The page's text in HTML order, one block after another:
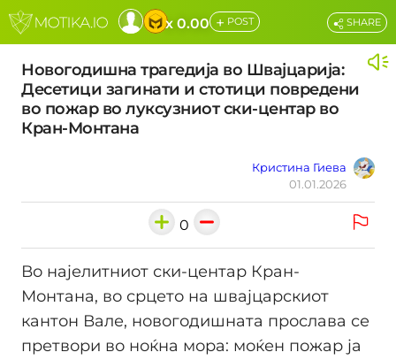
x 0.00 + POST
Новогодишна трагедија во Швајцарија:
Десетици загинати и стотици повредени
во пожар во луксузниот ски-центар во
Кран-Монтана
Кристина Гиева
01.01.2026
SHARE
0
Во најелитниот ски-центар Кран-
Монтана, во срцето на швајцарскиот
кантон Вале, новогодишната прослава се
претвори во ноќна мора: моќен пожар ја